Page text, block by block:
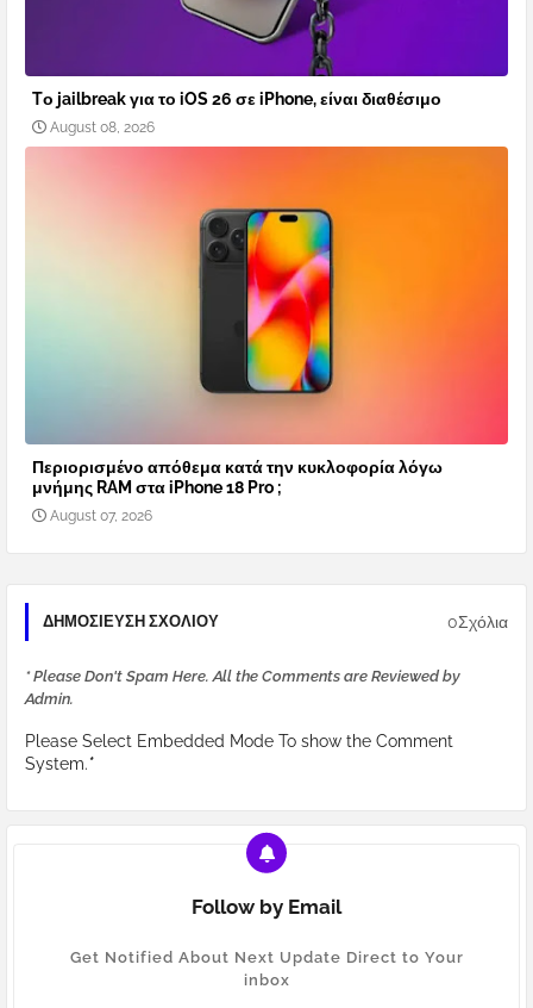
Tο jailbreak για το iOS 26 σε iPhone, είναι διαθέσιμο
August 08, 2026
Περιορισμένο απόθεμα κατά την κυκλοφορία λόγω
μνήμης RAM στα iPhone 18 Pro ;
August 07, 2026
ΔΗΜΟΣΊΕΥΣΗ ΣΧΟΛΊΟΥ 0Σχόλια
* Please Don't Spam Here. All the Comments are Reviewed by
Admin.
Please Select Embedded Mode To show the Comment
System.*
Follow by Email
Get Notified About Next Update Direct to Your
inbox